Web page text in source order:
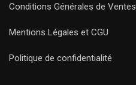
Conditions Générales de Ventes
Mentions Légales et CGU
Politique de confidentialité